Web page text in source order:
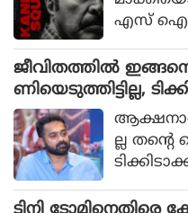
എസ് ഐ
ഒരു
യാത്ര
ജീവിതത്തിൽ
ണിയെടുത്തിട്ടില്ല,
അലി
ല്ല
ലിയുടെ
സ്